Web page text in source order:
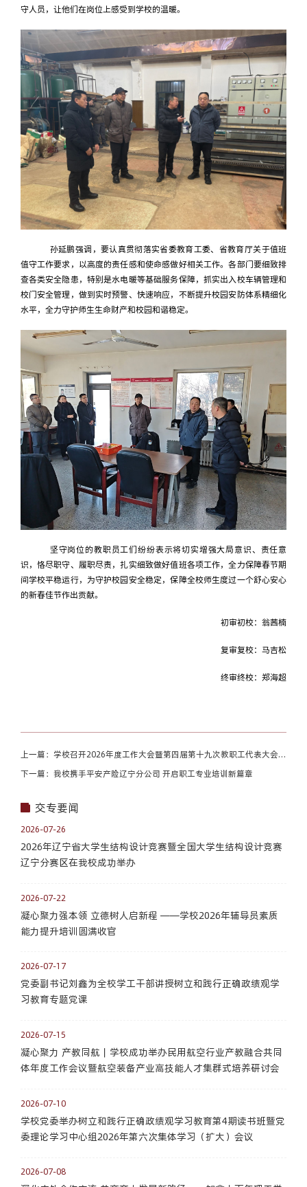
守人员，让他们在岗位上感受到学校的温暖。
孙延鹏强调，要认真贯彻落实省委教育工委、省教育厅关于值班
值守工作要求，以高度的责任感和使命感做好相关工作。各部门要细致排
查各类安全隐患，特别是水电暖等基础服务保障，抓实出入校车辆管理和
校门安全管理，做到实时预警、快速响应，不断提升校园安防体系精细化
水平，全力守护师生生命财产和校园和谐稳定。
坚守岗位的教职员工们纷纷表示将切实增强大局意识、责任意
识，恪尽职守、履职尽责，扎实细致做好值班各项工作，全力保障春节期
间学校平稳运行，为守护校园安全稳定，保障全校师生度过一个舒心安心
的新春佳节作出贡献。
初审初校：翁茜楠
复审复校：马吉松
终审终校：郑海超
上一篇：学校召开2026年度工作大会暨第四届第十九次教职工代表大会、
工会第五届第二次会员代表大会
下一篇：我校携手平安产险辽宁分公司 开启职工专业培训新篇章
交专要闻
2026-07-26
2026年辽宁省大学生结构设计竞赛暨全国大学生结构设计竞赛
辽宁分赛区在我校成功举办
2026-07-22
凝心聚力强本领 立德树人启新程 ——学校2026年辅导员素质
能力提升培训圆满收官
2026-07-17
党委副书记刘鑫为全校学工干部讲授树立和践行正确政绩观学
习教育专题党课
2026-07-15
凝心聚力 产教同航｜学校成功举办民用航空行业产教融合共同
体年度工作会议暨航空装备产业高技能人才集群式培养研讨会
2026-07-10
学校党委举办树立和践行正确政绩观学习教育第4期读书班暨党
委理论学习中心组2026年第六次集体学习（扩大）会议
2026-07-08